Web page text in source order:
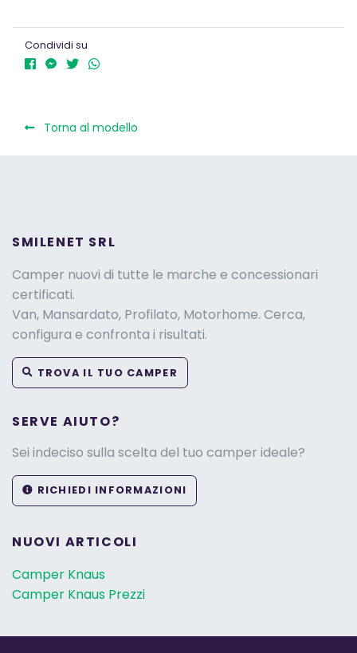
Condividi su
Torna al modello
SMILENET SRL
Camper nuovi di tutte le marche e concessionari
certificati.
Van, Mansardato, Profilato, Motorhome. Cerca,
configura e confronta i risultati.
TROVA IL TUO CAMPER
SERVE AIUTO?
Sei indeciso sulla scelta del tuo camper ideale?
RICHIEDI INFORMAZIONI
NUOVI ARTICOLI
Camper Knaus
Camper Knaus Prezzi